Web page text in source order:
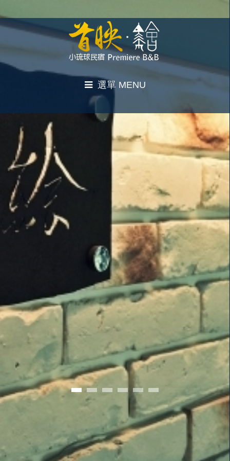
選單 MENU
首映繪．開幕
客房資訊
超值套裝
住/訂房須知
交通位置
新訊公告
私房料理